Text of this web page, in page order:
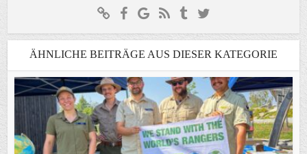
ÄHNLICHE BEITRÄGE AUS DIESER KATEGORIE